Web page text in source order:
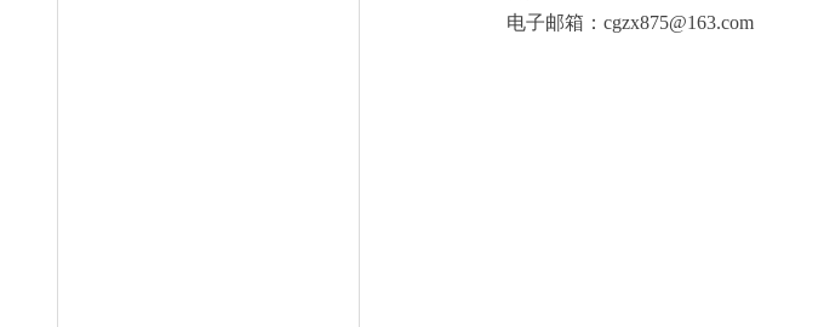
电子邮箱： cgzx875@163.com